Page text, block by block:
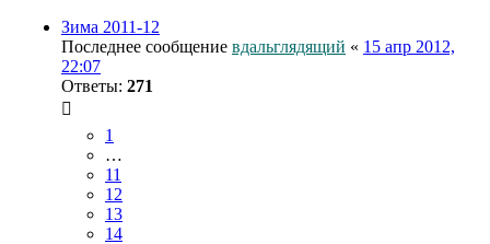
Зима 2011-12
Последнее сообщение вдальглядящий « 15 апр 2012,
22:07
Ответы: 271
1
…
11
12
13
14